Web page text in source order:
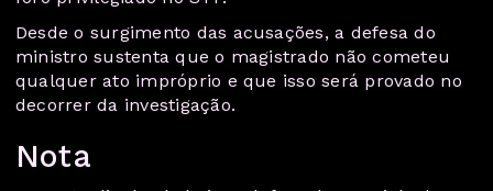
Desde o surgimento das acusações, a defesa do
ministro sustenta que o magistrado não cometeu
qualquer ato impróprio e que isso será provado no
decorrer da investigação.
Nota